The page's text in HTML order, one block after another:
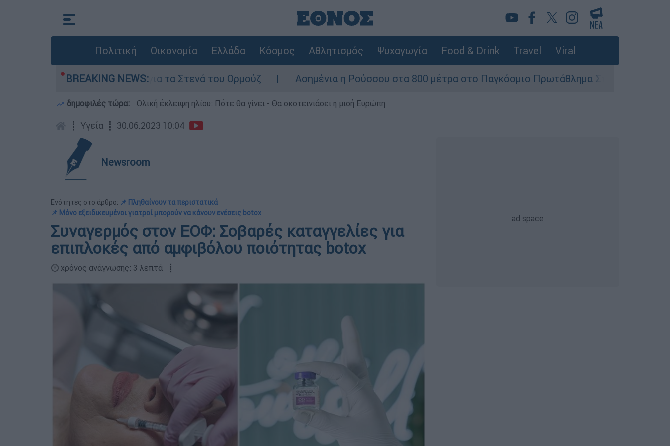
Πολιτική Οικονομία Ελλάδα Κόσμος Αθλητισμός Ψυχαγωγία Food & Drink Travel Viral
BREAKING NEWS:
της Τεχεράνης για τα Στενά του Ορμούζ Ασημένια η Ρούσσου στα 800 μέτρα στο Παγκόσμιο Πρωτάθλημα Στίβου Κ20
δημοφιλές τώρα: Ολική έκλειψη ηλίου: Πότε θα γίνει - Θα σκοτεινιάσει η μισή Ευρώπη
┋ Υγεία ┋ 30.06.2023 10:04
Newsroom
Ενότητες στο άρθρο: 📌 Πληθαίνουν τα περιστατικά
📌 Μόνο εξειδικευμένοι γιατροί μπορούν να κάνουν ενέσεις botox
Συναγερμός στον ΕΟΦ: Σοβαρές καταγγελίες για
επιπλοκές από αμφιβόλου ποιότητας botox
🕛 χρόνος ανάγνωσης: 3 λεπτά ┋